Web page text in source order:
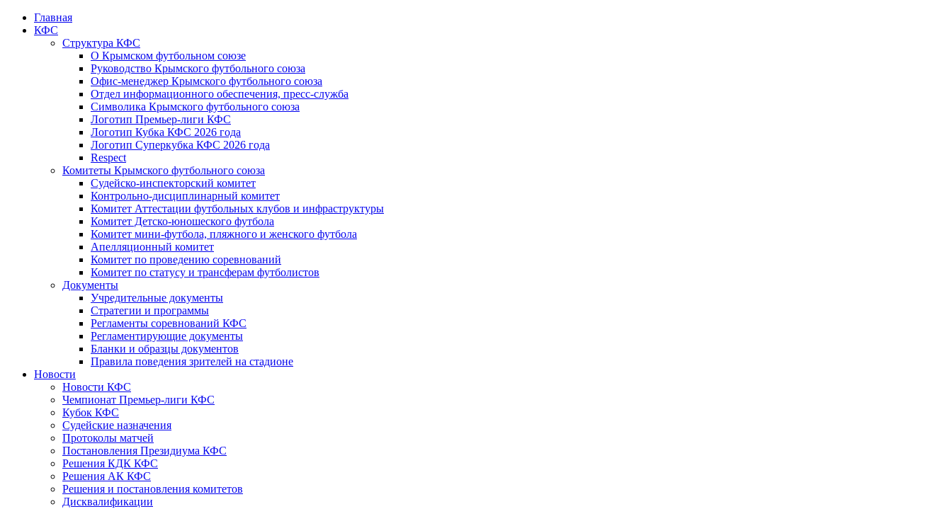
Главная
КФС
Структура КФС
О Крымском футбольном союзе
Руководство Крымского футбольного союза
Офис-менеджер Крымского футбольного союза
Отдел информационного обеспечения, пресс-служба
Символика Крымского футбольного союза
Логотип Премьер-лиги КФС
Логотип Кубка КФС 2026 года
Логотип Суперкубка КФС 2026 года
Respect
Комитеты Крымского футбольного союза
Судейско-инспекторский комитет
Контрольно-дисциплинарный комитет
Комитет Аттестации футбольных клубов и инфраструктуры
Комитет Детско-юношеского футбола
Комитет мини-футбола, пляжного и женского футбола
Апелляционный комитет
Комитет по проведению соревнований
Комитет по статусу и трансферам футболистов
Документы
Учредительные документы
Стратегии и программы
Регламенты соревнований КФС
Регламентирующие документы
Бланки и образцы документов
Правила поведения зрителей на стадионе
Новости
Новости КФС
Чемпионат Премьер-лиги КФС
Кубок КФС
Судейские назначения
Протоколы матчей
Постановления Президиума КФС
Решения КДК КФС
Решения АК КФС
Решения и постановления комитетов
Дисквалификации